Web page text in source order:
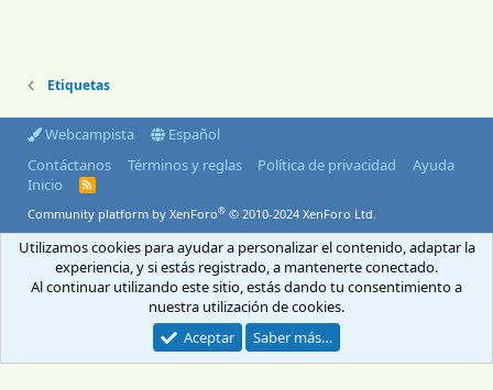
Etiquetas
Webcampista
Español
Contáctanos
Términos y reglas Política de privacidad
Ayuda
Inicio
R
S
Community platform by XenForo® © 2010-2024 XenForo Ltd.
© 2004-2026 Webcampista.com
Envíanos un email
Aviso Legal
Política de privacidad
Menú profesionales
Política de cookies
Utilizamos cookies para ayudar a personalizar el contenido, adaptar la
experiencia, y si estás registrado, a mantenerte conectado.
Al continuar utilizando este sitio, estás dando tu consentimiento a
nuestra utilización de cookies.
Aceptar
Saber más…